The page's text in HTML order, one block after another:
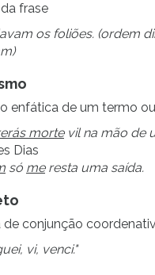
frase
os foliões. (ordem
enfática de um termo
mortevil na mão de
Dias
só meresta uma saída.
de conjunção
vi, venci."